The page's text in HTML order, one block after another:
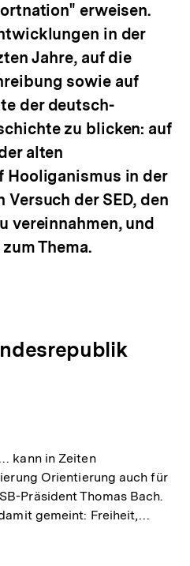
erweisen.
in der
Jahre, auf die
sowie auf
der deutsch-
zu blicken: auf
alten
Hooliganismus in der
Versuch der SED, den
vereinnahmen, und
Thema.
kann in Zeiten
Orientierung auch für
Präsident Thomas Bach.
gemeint: Freiheit,…